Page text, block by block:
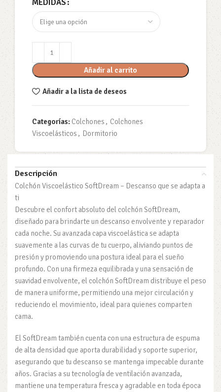
MEDIDAS
Añadir al carrito
Añadir a la lista de deseos
Categorías: Colchones , Colchones
Viscoelásticos , Dormitorio
Descripción
Colchón Viscoelástico SoftDream – Descanso que se adapta a
ti
Descubre el confort absoluto del colchón SoftDream,
diseñado para brindarte un descanso envolvente y reparador
cada noche. Su avanzada capa viscoelástica se adapta
suavemente a las curvas de tu cuerpo, aliviando puntos de
presión y promoviendo una postura ideal para el sueño
profundo. Con una firmeza equilibrada y una sensación de
suavidad envolvente, el colchón SoftDream distribuye el peso
de manera uniforme, permitiendo una mejor circulación y
reduciendo el movimiento, ideal para quienes comparten
cama.
El SoftDream también cuenta con una estructura de espuma
de alta densidad que aporta durabilidad y soporte superior,
asegurando que tu descanso se mantenga impecable durante
años. Gracias a su tecnología de ventilación avanzada,
mantiene una temperatura fresca y agradable en toda época